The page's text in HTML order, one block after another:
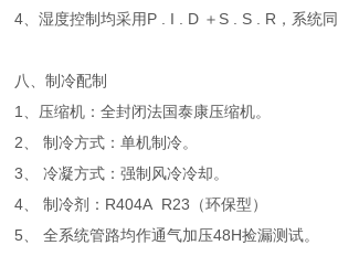
4、湿度控制均采用P . I . D ＋S . S . R，系统
八、制冷配制
1、压缩机：全封闭法国泰康压缩机。
2、 制冷方式：单机制冷。
3、 冷凝方式：强制风冷冷却。
4、 制冷剂：R404A R23（环保型）
5、 全系统管路均作通气加压48H捡漏测试。